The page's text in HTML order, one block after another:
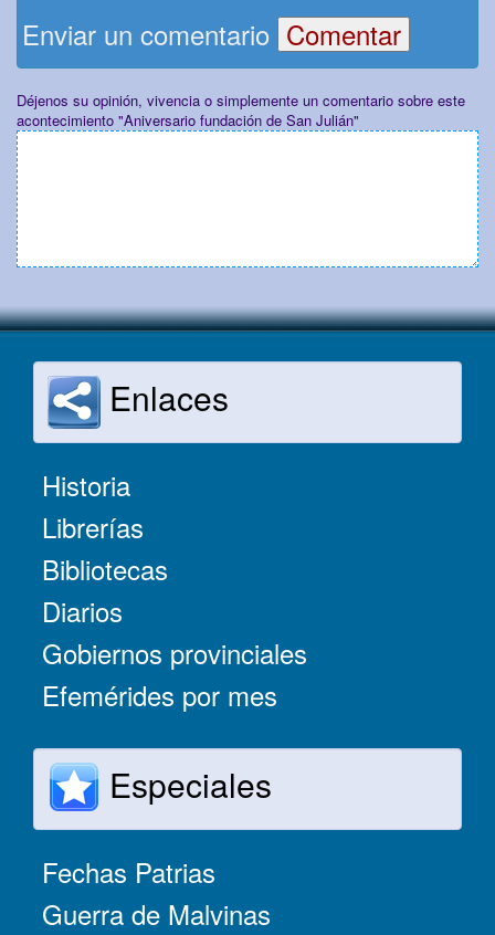
Enviar un comentario
Déjenos su opinión, vivencia o simplemente un comentario sobre este
acontecimiento "Aniversario fundación de San Julián"
Enlaces
Historia
Librerías
Bibliotecas
Diarios
Gobiernos provinciales
Efemérides por mes
Especiales
Fechas Patrias
Guerra de Malvinas